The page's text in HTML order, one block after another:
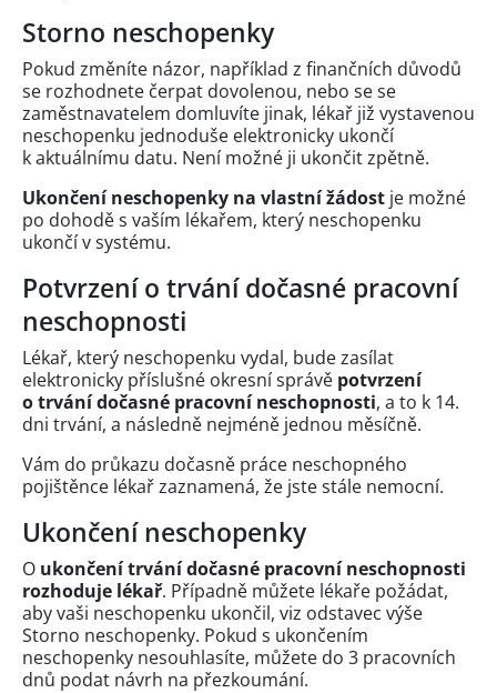
Storno neschopenky
Pokud změníte názor, například z finančních důvodů
se rozhodnete čerpat dovolenou, nebo se se
zaměstnavatelem domluvíte jinak, lékař již vystavenou
neschopenku jednoduše elektronicky ukončí
k aktuálnímu datu. Není možné ji ukončit zpětně.
Ukončení neschopenky na vlastní žádost je možné
po dohodě s vaším lékařem, který neschopenku
ukončí v systému.
Potvrzení o trvání dočasné pracovní
neschopnosti
Lékař, který neschopenku vydal, bude zasílat
elektronicky příslušné okresní správě potvrzení
o trvání dočasné pracovní neschopnosti, a to k 14.
dni trvání, a následně nejméně jednou měsíčně.
Vám do průkazu dočasně práce neschopného
pojištěnce lékař zaznamená, že jste stále nemocní.
Ukončení neschopenky
O ukončení trvání dočasné pracovní neschopnosti
rozhoduje lékař. Případně můžete lékaře požádat,
aby vaši neschopenku ukončil, viz odstavec výše
Storno neschopenky. Pokud s ukončením
neschopenky nesouhlasíte, můžete do 3 pracovních
dnů podat návrh na přezkoumání.